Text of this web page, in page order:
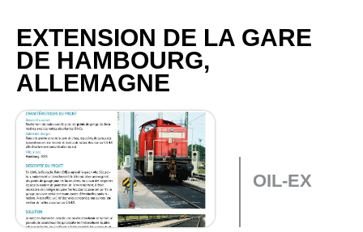
EXTENSION DE LA GARE
DE HAMBOURG,
ALLEMAGNE
OIL-EX